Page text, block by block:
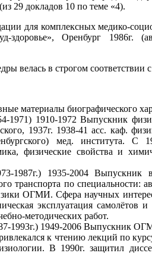
29 докладов 10 по теме «4).
для комплексных медико-
здоровье», Оренбург 1986г.
велась в строгом
материалы биографического
1971) 1910-1972 Выпускник
1937г. 1938-41 асс. каф.
мед. института. С
физические свойства и
1987г.) 1935-2004 Выпускник
транспорта по специальности:
ОГМИ. Сфера научных
эксплуатация
методических работ.
1993г.) 1949-2006 Выпускник
к чтению лекций по
В 1990г. защитил